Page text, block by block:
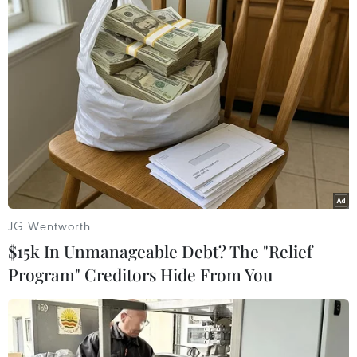
Trung Quốc: E-Town Bắc Kinh
hướng tới trở thành trung tâm AI
toàn cầu năm 2030
08/08/2026 02:11
Việt Nam vượt xa mức trung bình
toàn cầu về ứng dụng AI trong công
việc
07/08/2026 23:38
Naver và NVIDIA tăng tốc xây dựng
“Nhà máy AI,” hướng tới doanh thu
từ năm 2027
07/08/2026 13:01
JG Wentworth
$15k In Unmanageable Debt? The "Relief
Program" Creditors Hide From You